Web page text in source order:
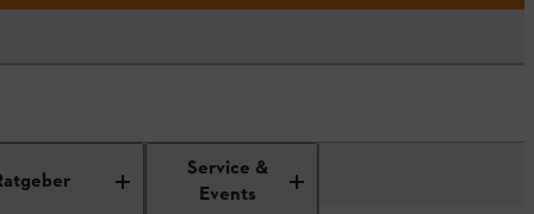
Service &
Events